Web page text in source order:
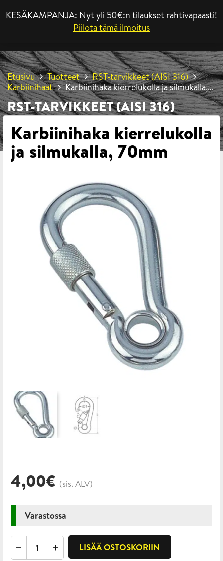
KESÄKAMPANJA: Nyt yli 50€:n tilaukset rahtivapaasti!
Piilota tämä ilmoitus
Etusivu Tuotteet
RST-tarvikkeet (AISI 316)
Karbiinihaat
Karbiinihaka kierrelukolla ja silmukalla,
70mm
RST-TARVIKKEET (AISI 316)
Karbiinihaka kierrelukolla
ja silmukalla, 70mm
4,00€ (sis. ALV)
Varastossa
Karbiinihaka
kierrelukolla
LISÄÄ OSTOSKORIIN